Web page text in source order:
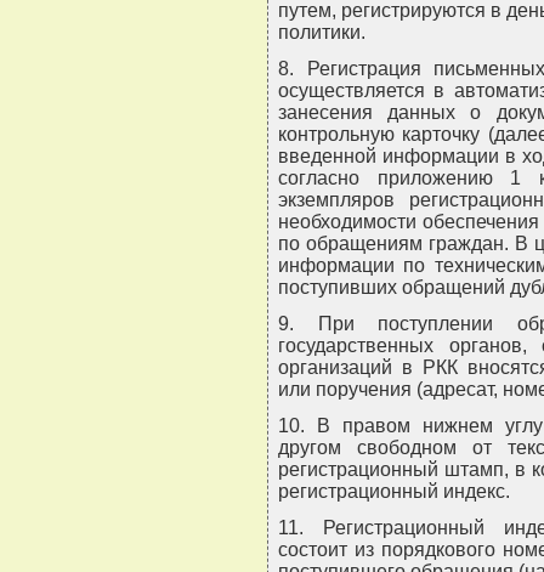
путем, регистрируются в
политики.
8. Регистрация
осуществляется в
занесения данных о
контрольную карточку
введенной информации в
согласно приложению 1
экземпляров
необходимости
по обращениям граждан. В
информации по
поступивших обращений
9. При поступлении
государственных
организаций в РКК
или поручения (адресат,
10. В правом нижнем
другом свободном от
регистрационный штамп, в
регистрационный индекс.
11. Регистрационный
состоит из порядкового